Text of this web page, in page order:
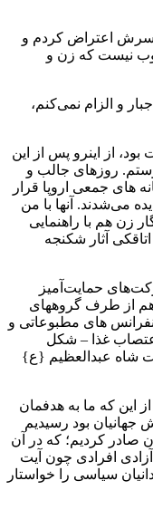
اعتراض ‏کردم و
نیست که ‏زن و
و الزام نمى‌کنم،
از این‏رو ‏پس از این‏
‏روزهاى جالب و
هاى جمعى اروپا ‏قرار
مى‏‌شدند. آنها با من
زن هم با راهنمایى
آثار شکنجه
حمایت‌آمیز
از طرف گروه‏هاى
هاى مطبوعاتى و
غذا – شکل
شاه عبدالعظیم {ع}
این که ما به ‏هدفمان
بود ‏رسیدیم
صادر کردیم؛ ‏که در آن
افرادى ‏چون آیت
سیاسى را ‏خواستار